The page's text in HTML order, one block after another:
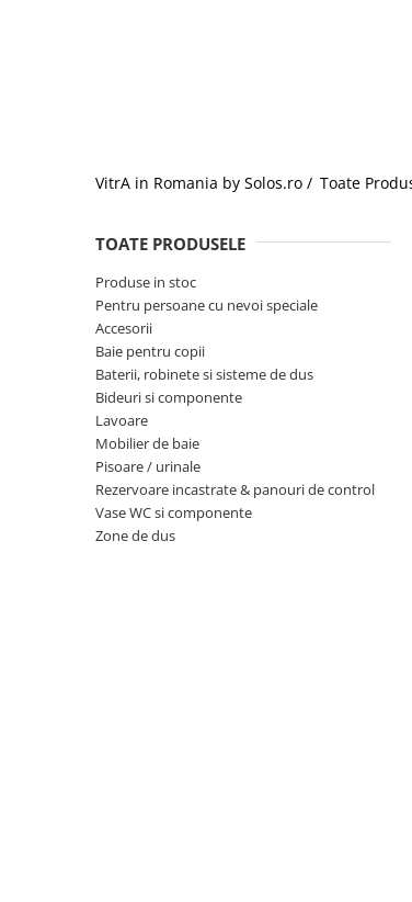
VitrA in Romania by Solos.ro / Toate
TOATE PRODUSELE
Produse in stoc
Pentru persoane cu nevoi speciale
Accesorii
Baie pentru copii
Baterii, robinete si sisteme de dus
Bideuri si componente
Lavoare
Mobilier de baie
Pisoare / urinale
Rezervoare incastrate & panouri de control
Vase WC si componente
Zone de dus